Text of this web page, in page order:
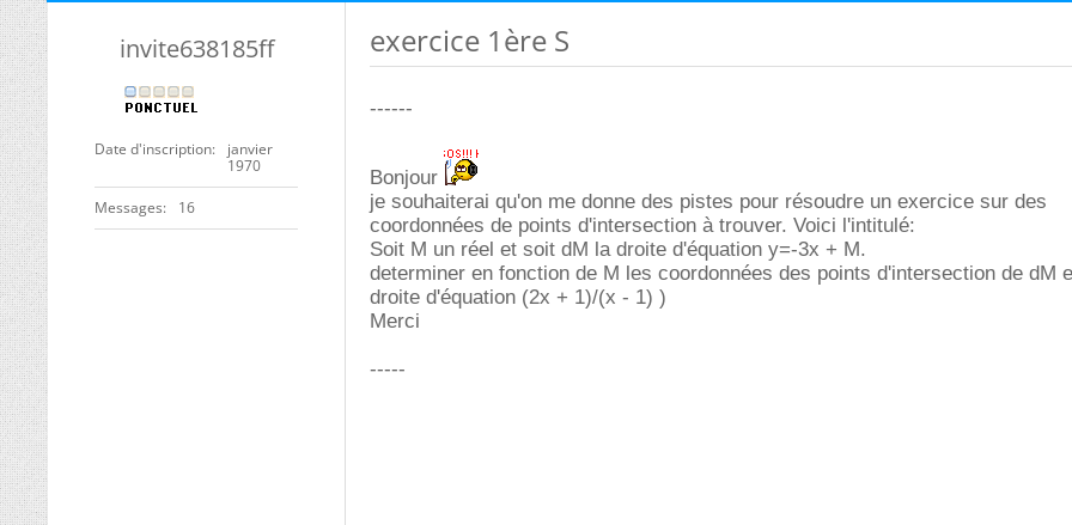
invite638185ff
Date d'inscription
janvier
1970
Messages 16
exercice 1ère S
------
Bonjour
je souhaiterai qu'on me donne des pistes pour résoudre un exercice sur des
coordonnées de points d'intersection à trouver. Voici l'intitulé:
Soit M un réel et soit dM la droite d'équation y=-3x + M.
determiner en fonction de M les coordonnées des points d'intersection de dM
droite d'équation (2x + 1)/(x - 1) )
Merci
-----